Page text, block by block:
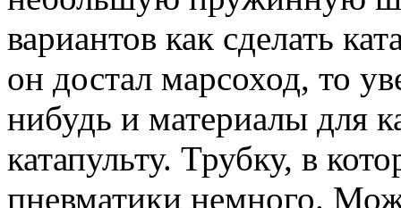
вариантов как сделать
он достал марсоход, то
нибудь и материалы для
катапульту. Трубку, в
пневматики немного.